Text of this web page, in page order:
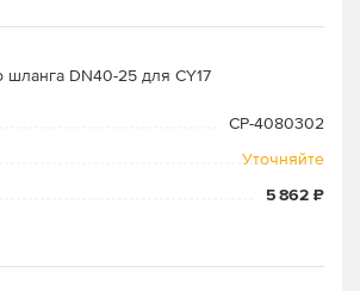
шланга DN40-25 для CY17
CP-4080302
Уточняйте
5 862 ₽